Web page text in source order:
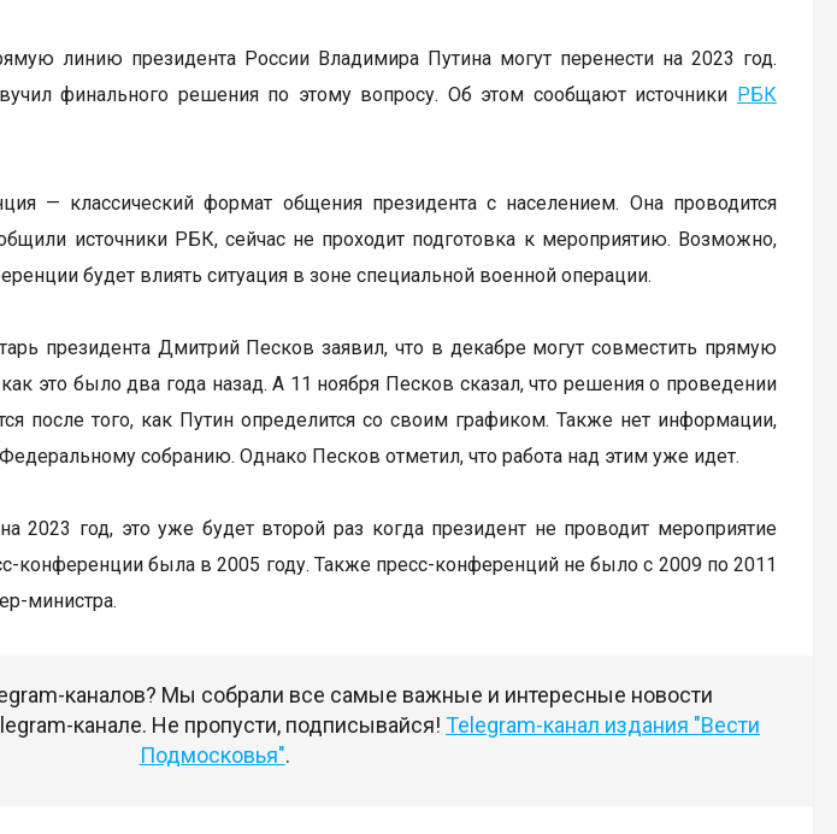
линию президента России Владимира Путина могут перенести на 2023 год.
финального решения по этому вопросу. Об этом сообщают источники РБК
— классический формат общения президента с населением. Она проводится
источники РБК, сейчас не проходит подготовка к мероприятию. Возможно,
будет влиять ситуация в зоне специальной военной операции.
президента Дмитрий Песков заявил, что в декабре могут совместить прямую
это было два года назад. А 11 ноября Песков сказал, что решения о проведении
после того, как Путин определится со своим графиком. Также нет информации,
Федеральному собранию. Однако Песков отметил, что работа над этим уже идет.
2023 год, это уже будет второй раз когда президент не проводит мероприятие
конференции была в 2005 году. Также пресс-конференций не было с 2009 по 2011
министра.
каналов? Мы собрали все самые важные и интересные новости
канале. Не пропусти, подписывайся! Telegram-канал издания "Вести
Подмосковья".